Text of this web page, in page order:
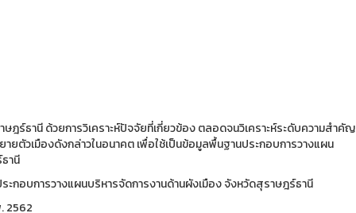
ฎร์ธานี ด้วยการวิเคราะห์ปัจจัยที่เกี่ยวข้อง ตลอดจนวิเคราะห์ระดับความสำคัญ
ยตัวเมืองดังกล่าวในอนาคต เพื่อใช้เป็นข้อมูลพื้นฐานประกอบการวางแผน
านี
ะกอบการวางแผนบริหารจัดการงานด้านผังเมือง จังหวัดสุราษฎร์ธานี
2562